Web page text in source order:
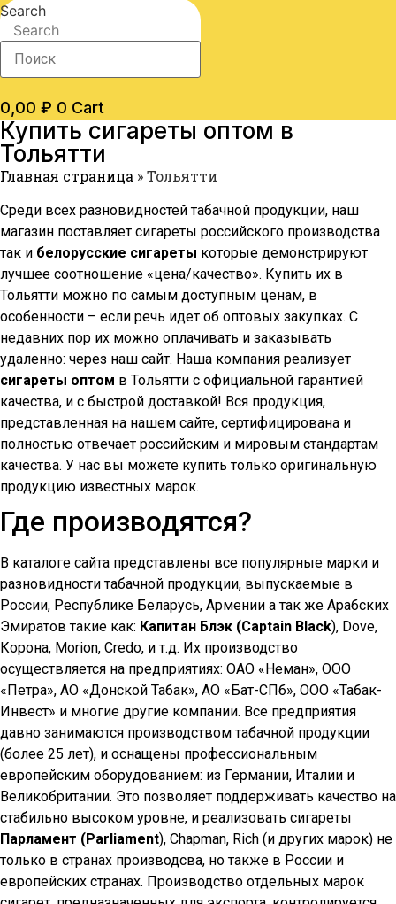
Search
Search
0,00 ₽ 0 Cart
Купить сигареты оптом в
Тольятти
Главная страница »Тольятти
Среди всех разновидностей табачной продукции, наш
магазин поставляет сигареты российского производства
так и белорусские сигареты которые демонстрируют
лучшее соотношение «цена/качество». Купить их в
Тольятти можно по самым доступным ценам, в
особенности – если речь идет об оптовых закупках. С
недавних пор их можно оплачивать и заказывать
удаленно: через наш сайт. Наша компания реализует
сигареты оптом в Тольятти с официальной гарантией
качества, и с быстрой доставкой! Вся продукция,
представленная на нашем сайте, сертифицирована и
полностью отвечает российским и мировым стандартам
качества. У нас вы можете купить только оригинальную
продукцию известных марок.
Где производятся?
В каталоге сайта представлены все популярные марки и
разновидности табачной продукции, выпускаемые в
России, Республике Беларусь, Армении а так же Арабских
Эмиратов такие как: Капитан Блэк (Captain Black), Dove,
Корона, Morion, Credo, и т.д. Их производство
осуществляется на предприятиях: ОАО «Неман», ООО
«Петра», АО «Донской Табак», АО «Бат-СПб», ООО «Табак-
Инвест» и многие другие компании. Все предприятия
давно занимаются производством табачной продукции
(более 25 лет), и оснащены профессиональным
европейским оборудованием: из Германии, Италии и
Великобритании. Это позволяет поддерживать качество на
стабильно высоком уровне, и реализовать сигареты
Парламент (Parliament), Chapman, Rich (и других марок) не
только в странах производсва, но также в России и
европейских странах. Производство отдельных марок